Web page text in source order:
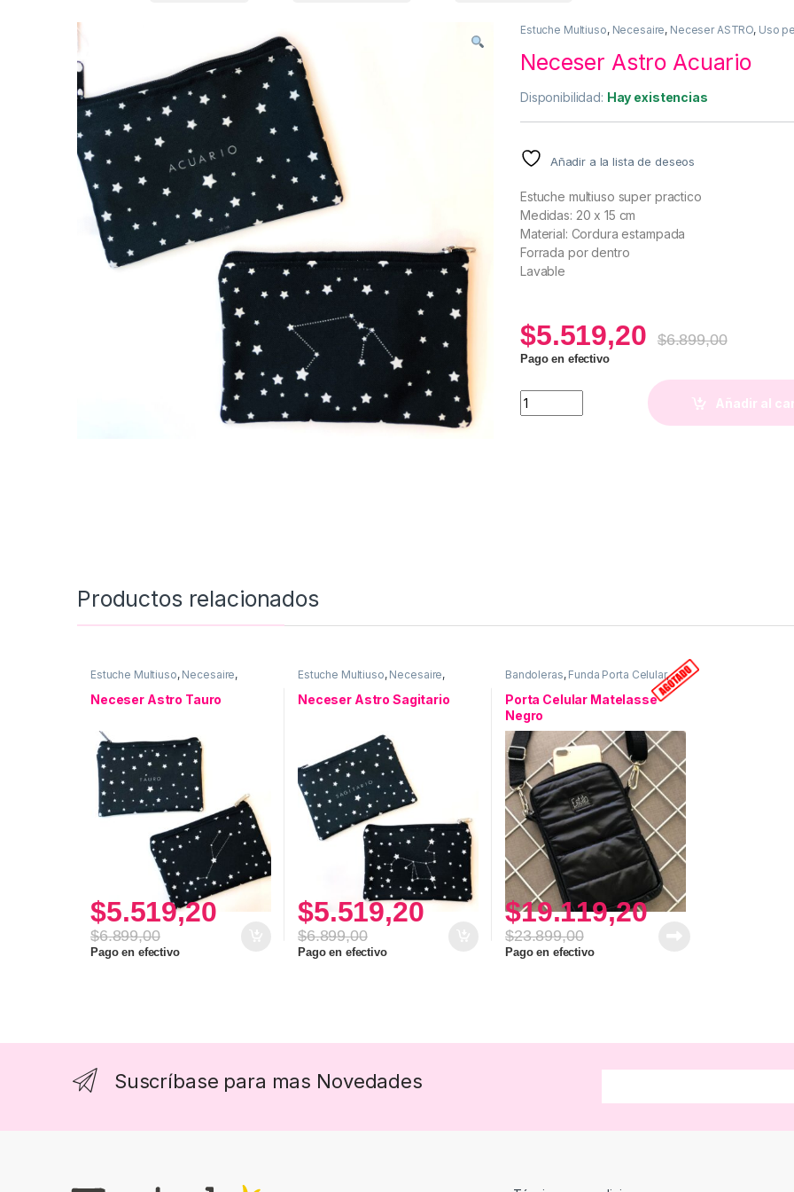
Estuche Multiuso, Necesaire, Neceser ASTRO, Uso
Neceser Astro Acuario
Disponibilidad: Hay existencias
Añadir a la lista de deseos
Estuche multiuso super practico
Medidas: 20 x 15 cm
Material: Cordura estampada
Forrada por dentro
Lavable
$5.519,20 $6.899,00
Pago en efectivo
Neceser Astro Acuario quantity Añadir al
Productos relacionados
Estuche Multiuso, Necesaire,
Neceser Astro Tauro
$5.519,20
$6.899,00
Pago en efectivo
Estuche Multiuso, Necesaire,
Neceser Astro Sagitario
$5.519,20
$6.899,00
Pago en efectivo
Bandoleras, Funda Porta Celular,
Porta Celular Matelasse
Negro
$19.119,20
$23.899,00
Pago en efectivo
Suscríbase para mas Novedades